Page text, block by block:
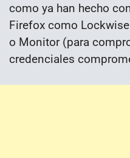
como ya han hecho
Firefox como
o Monitor (para
credenciales